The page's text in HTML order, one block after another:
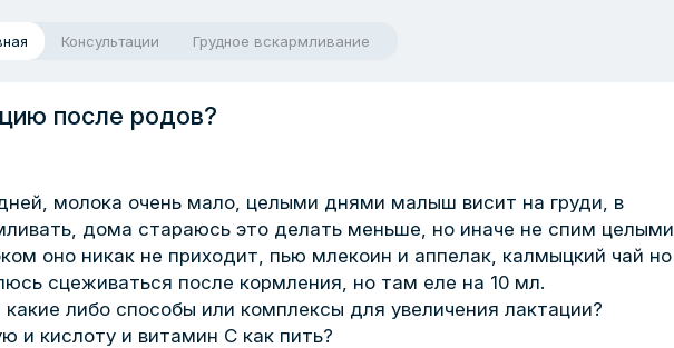
Консультации Грудное вскармливание
после родов?
молока очень мало, целыми днями малыш висит на груди, в
дома стараюсь это делать меньше, но иначе не спим целыми
оно никак не приходит, пью млекоин и аппелак, калмыцкий чай но
сцеживаться после кормления, но там еле на 10 мл.
либо способы или комплексы для увеличения лактации?
и кислоту и витамин С как пить?